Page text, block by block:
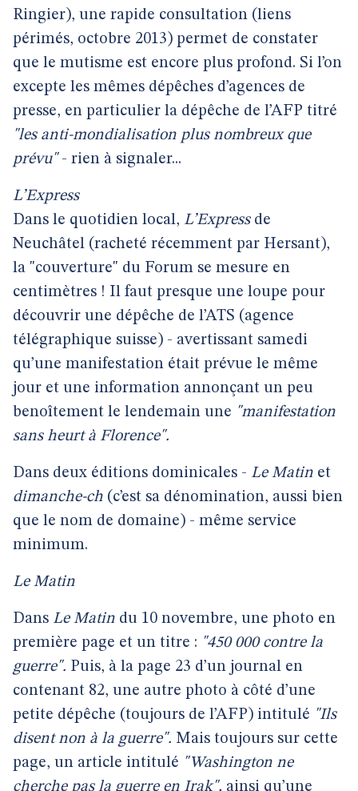
Ringier), une rapide consultation (liens
périmés, octobre 2013) permet de constater
que le mutisme est encore plus profond. Si l’on
excepte les mêmes dépêches d’agences de
presse, en particulier la dépêche de l’AFP titré
"les anti-mondialisation plus nombreux que
prévu"- rien à signaler...
L’Express
Dans le quotidien local, L’Expressde
Neuchâtel (racheté récemment par Hersant),
la "couverture" du Forum se mesure en
centimètres ! Il faut presque une loupe pour
découvrir une dépêche de l’ATS (agence
télégraphique suisse) - avertissant samedi
qu’une manifestation était prévue le même
jour et une information annonçant un peu
benoîtement le lendemain une "manifestation
sans heurt à Florence".
Dans deux éditions dominicales - Le Matin et
dimanche-ch (c’est sa dénomination, aussi bien
que le nom de domaine) - même service
minimum.
Le Matin
Dans Le Matin du 10 novembre, une photo en
première page et un titre : "450 000 contre la
guerre". Puis, à la page 23 d’un journal en
contenant 82, une autre photo à côté d’une
petite dépêche (toujours de l’AFP) intitulé "Ils
disent non à la guerre". Mais toujours sur cette
page, un article intitulé "Washington ne
cherche pas la guerre en Irak", ainsi qu’une